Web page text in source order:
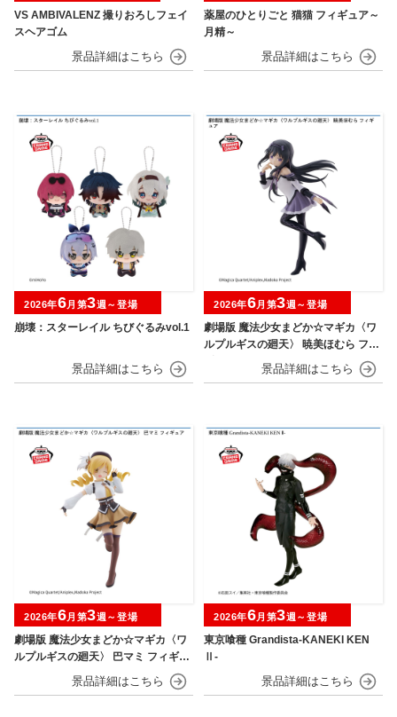
VS AMBIVALENZ 撮りおろしフェイ
スヘアゴム
薬屋のひとりごと 猫猫 フィギュア～
月精～
崩壊：スターレイル ちびぐるみvol.1
2026年6月第3週～登場
劇場版 魔法少女まどか☆マギカ〈ワ
ルプルギスの廻天〉 暁美ほむら フィ
2026年6月第3週～登場
劇場版 魔法少女まどか☆マギカ〈ワ
ルプルギスの廻天〉 巴マミ フィギュ
2026年6月第3週～登場
東京喰種 Grandista-KANEKI KEN
Ⅱ-
2026年6月第3週～登場